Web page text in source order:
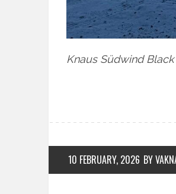
Knaus Südwind
10 FEBRUARY, 2026 BY